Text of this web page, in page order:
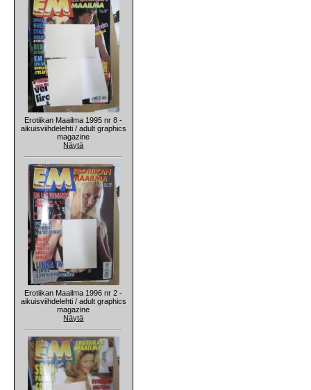
Erotiikan Maailma 1995 nr 8 -
aikuisviihdelehti / adult graphics
magazine
Näytä
Erotiikan Maailma 1996 nr 2 -
aikuisviihdelehti / adult graphics
magazine
Näytä